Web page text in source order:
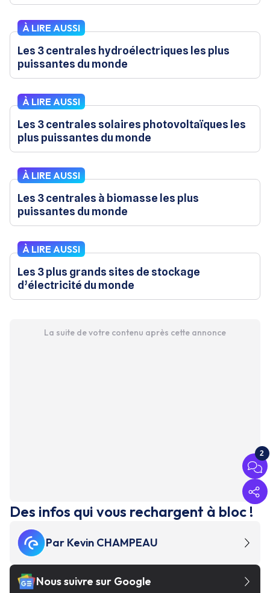
À LIRE AUSSI
Les 3 centrales hydroélectriques les plus
puissantes du monde
À LIRE AUSSI
Les 3 centrales solaires photovoltaïques les
plus puissantes du monde
À LIRE AUSSI
Les 3 centrales à biomasse les plus
puissantes du monde
À LIRE AUSSI
Les 3 plus grands sites de stockage
d’électricité du monde
La suite de votre contenu après cette annonce
2
Des infos qui vous rechargent à bloc !
Par Kevin CHAMPEAU
Nous suivre sur Google